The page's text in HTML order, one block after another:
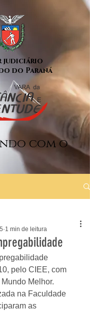
judiciário
do Paraná
com o
1 min de leitura
pelo CIEE, com
Melhor.
na Faculdade
as